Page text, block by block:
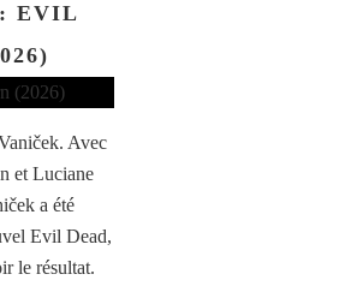
EVIL
Avec
et Luciane
a été
Evil Dead,
le résultat.